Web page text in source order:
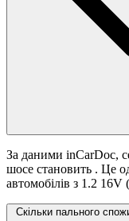
За даними inCarDoc,
шосе становить . Це
автомобілів з 1.2
Скільки пального